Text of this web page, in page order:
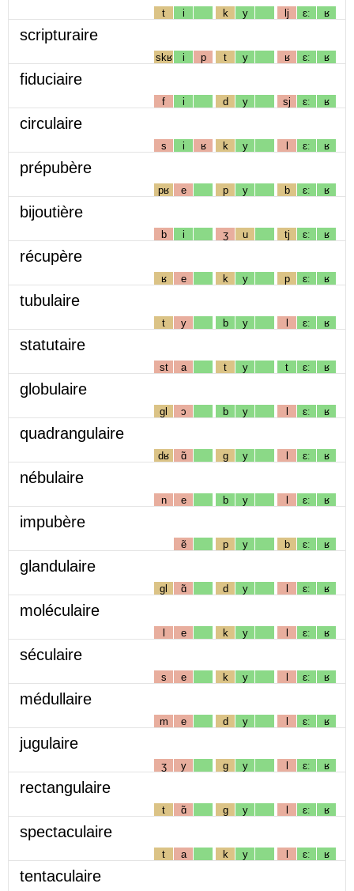
t i k y lj ɛː ʁ
scripturaire
skʁ i p t y ʁ ɛː ʁ
fiduciaire
f i d y sj ɛː ʁ
circulaire
s i ʁ k y l ɛː ʁ
prépubère
pʁ e p y b ɛː ʁ
bijoutière
b i ʒ u tj ɛː ʁ
récupère
ʁ e k y p ɛː ʁ
tubulaire
t y b y l ɛː ʁ
statutaire
st a t y t ɛː ʁ
globulaire
gl ɔ b y l ɛː ʁ
quadrangulaire
dʁ ɑ̃ g y l ɛː ʁ
nébulaire
n e b y l ɛː ʁ
impubère
ẽ p y b ɛː ʁ
glandulaire
gl ɑ̃ d y l ɛː ʁ
moléculaire
l e k y l ɛː ʁ
séculaire
s e k y l ɛː ʁ
médullaire
m e d y l ɛː ʁ
jugulaire
ʒ y g y l ɛː ʁ
rectangulaire
t ɑ̃ g y l ɛː ʁ
spectaculaire
t a k y l ɛː ʁ
tentaculaire